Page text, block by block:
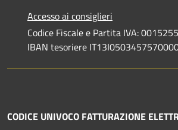
Accesso ai consiglieri
Codice Fiscale e Partita IVA:
IBAN tesoriere
CODICE UNIVOCO FATTURAZIONE